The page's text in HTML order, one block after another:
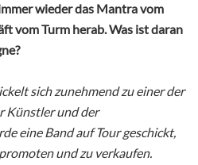
wieder das Mantra vom
vom Turm herab. Was ist daran
sich zunehmend zu einer der
Künstler und der
eine Band auf Tour geschickt,
und zu verkaufen.